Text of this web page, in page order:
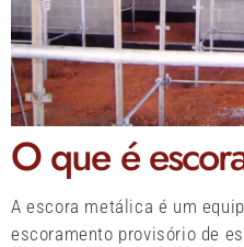
O que é
A escora metálica é um
escoramento provisório de